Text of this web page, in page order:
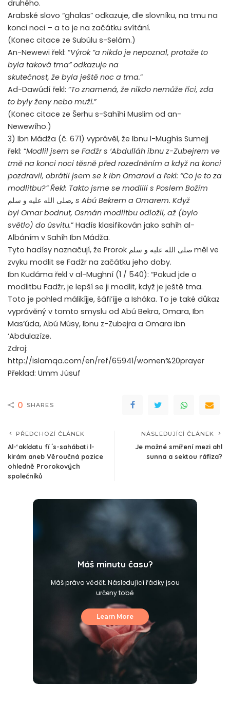
druhého.
Arabské slovo “ghalas” odkazuje, dle slovníku, na tmu na
konci noci – a to je na začátku svítání.
(Konec citace ze Subúlu s-Selám.)
An-Newewi řekl: “Výrok “a nikdo je nepoznal, protože to
byla taková tma” odkazuje na
skutečnost, že byla ještě noc a tma.”
Ad-Dawúdí řekl: “To znamená, že nikdo nemůže říci, zda
to byly ženy nebo muži.”
(Konec citace ze Šerhu s-Sahíhi Muslim od an-
Newewího.)
3) Ibn Mádža (č. 671) vyprávěl, že Ibnu l-Mughís Sumejj
řekl: “Modlil jsem se Fadžr s ‘Abdulláh ibnu z-Zubejrem ve
tmě na konci noci těsně před rozedněním a když na konci
pozdravil, obrátil jsem se k Ibn Omarovi a řekl: “Co je to za
modlitbu?” Řekl: Takto jsme se modlili s Poslem Božím
صلى الله عليه و سلم, s Abú Bekrem a Omarem. Když
byl Omar bodnut, Osmán modlitbu odložil, až (bylo
světlo) do úsvitu.” Hadís klasifikován jako sahíh al-
Albáním v Sahíh Ibn Mádža.
Tyto hadísy naznačují, že Prorok صلى الله عليه و سلم měl ve
zvyku modlit se Fadžr na začátku jeho doby.
Ibn Kudáma řekl v al-Mughní (1 / 540): “Pokud jde o
modlitbu Fadžr, je lepší se ji modlit, když je ještě tma.
Toto je pohled málikíjje, šáfi’íjje a Isháka. To je také důkaz
vyprávěný v tomto smyslu od Abú Bekra, Omara, Ibn
Mas’úda, Abú Músy, Ibnu z-Zubejra a Omara ibn
‘Abdulazíze.
Zdroj:
http://islamqa.com/en/ref/65941/women%20prayer
Překlad: Umm Júsuf
0 SHARES
PŘEDCHOZÍ ČLÁNEK
Al-‘akídatu fí ´s-sahábati l-
kirám aneb Věroučná pozice
ohledně Prorokových
společníků
NÁSLEDUJÍCÍ ČLÁNEK
Je možné smíření mezi ahl
sunna a sektou ráfiza?
Máš minutu času?
Máš právo vědět. Následující řádky jsou
určeny tobě
Learn More